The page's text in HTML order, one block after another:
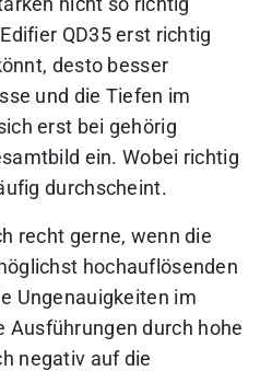
QD35 erst richtig
desto besser
und die Tiefen im
erst bei gehörig
ein. Wobei richtig
durchscheint.
recht gerne, wenn die
hochauflösenden
Ungenauigkeiten im
Ausführungen durch hohe
negativ auf die